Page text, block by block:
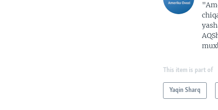
This item is part of
Yaqin Sharq